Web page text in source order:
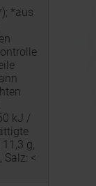
*aus
kJ /
11,3 g,
Salz: <